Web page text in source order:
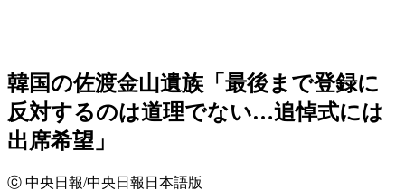
韓国の佐渡金山遺族「最後まで登録に
反対するのは道理でない…追悼式には
出席希望」
ⓒ 中央日報/中央日報日本語版